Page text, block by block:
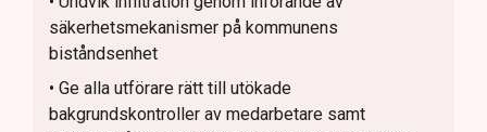
säkerhetsmekanismer på kommunens
biståndsenhet
• Ge alla utförare rätt till utökade
bakgrundskontroller av medarbetare samt